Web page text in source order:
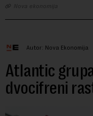
Nova ekonomija
Autor: Nova Ekonomija
Atlantic
dvocifreni